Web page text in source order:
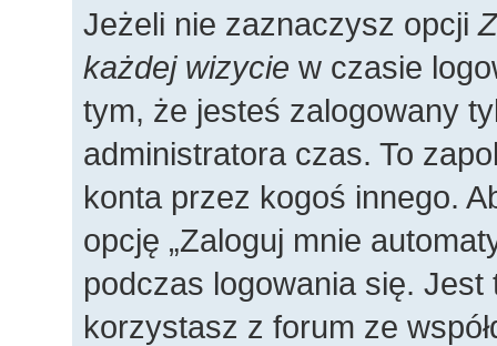
Jeżeli nie zaznaczysz opcji
każdej wizycie w czasie
tym, że jesteś zalogowany
administratora czas. To
konta przez kogoś innego.
opcję „Zaloguj mnie
podczas logowania się.
korzystasz z forum ze